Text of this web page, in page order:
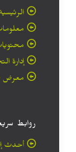
الرئيسية
إدارة
معرض
روابط
أحدث